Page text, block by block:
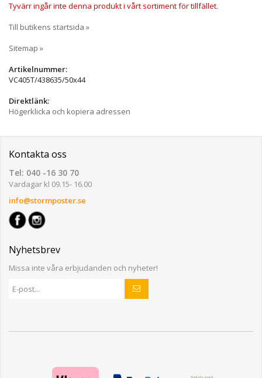
Tyvärr ingår inte denna produkt i vårt sortiment för tillfället.
Till butikens startsida »
Sitemap »
Artikelnummer:
VC405T/438635/50x44
Direktlänk:
Högerklicka och kopiera adressen
Kontakta oss
Tel: 040 -16 30 70
Vardagar kl 09.15- 16.00
info@stormposter.se
Nyhetsbrev
Missa inte våra erbjudanden och nyheter!